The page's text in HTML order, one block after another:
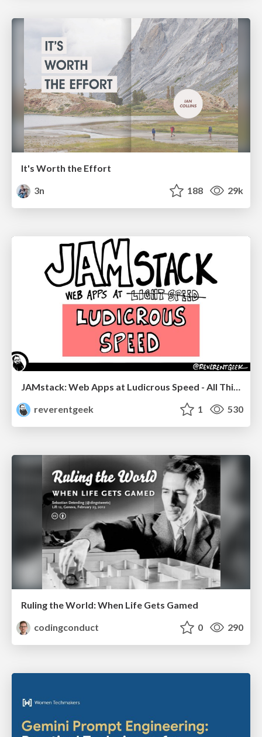
It's Worth the Effort
3n
188 29k
JAMstack: Web Apps at Ludicrous Speed - All Things Open 2022
reverentgeek
1 530
Ruling the World: When Life Gets Gamed
codingconduct
0 290